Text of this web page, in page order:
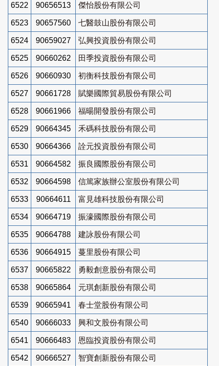
6522 90656513 傑怡股份有限公司
6523 90657560 七醫鼓山股份有限公司
6524 90659027 弘興投資股份有限公司
6525 90660262 田季投資股份有限公司
6526 90660930 初衡科技股份有限公司
6527 90661728 賦樂國際貿易股份有限公司
6528 90661966 福暘開發股份有限公司
6529 90664345 禾碼科技股份有限公司
6530 90664366 詮元投資股份有限公司
6531 90664582 振良國際股份有限公司
6532 90664598 信篤家族辦公室股份有限公司
6533 90664611 富見雄科技股份有限公司
6534 90664719 振濠國際股份有限公司
6535 90664788 建詠股份有限公司
6536 90664915 蔓里股份有限公司
6537 90665822 勇毅創意股份有限公司
6538 90665864 元琪創新股份有限公司
6539 90665941 春士堂股份有限公司
6540 90666033 興和文股份有限公司
6541 90666483 恩臨投資股份有限公司
6542 90666527 智寶創新股份有限公司